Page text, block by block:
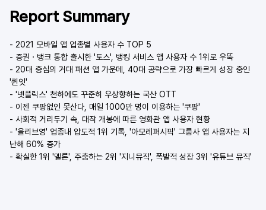
Report Summary
- 2021 모바일 앱 업종별 사용자 수 TOP 5
- 증권 · 뱅크 통합 출시한 '토스', 뱅킹 서비스 앱 사용자 수 1위로 우뚝
- 20대 중심의 거대 패션 앱 가운데, 40대 공략으로 가장 빠르게 성장 중인
'퀸잇'
- '넷플릭스' 천하에도 꾸준히 우상향하는 국산 OTT
- 이젠 쿠팡없인 못산다, 매일 1000만 명이 이용하는 '쿠팡'
- 사회적 거리두기 속, 대작 개봉에 따른 영화관 앱 사용자 현황
- '올리브영' 업종내 압도적 1위 기록, '아모레퍼시픽' 그룹사 앱 사용자는 지
난해 60% 증가
- 확실한 1위 '멜론', 주춤하는 2위 '지니뮤직', 폭발적 성장 3위 '유튜브 뮤직'